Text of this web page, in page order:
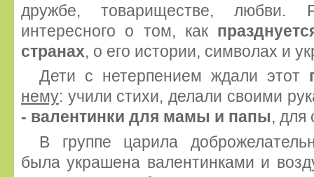
дружбе, товариществе, любви.
интересного о том, как
странах, о его истории, символах и
Дети с нетерпением ждали этот
нему: учили стихи, делали своими
- валентинки для мамы и папы, для
В группе царила
была украшена валентинками и